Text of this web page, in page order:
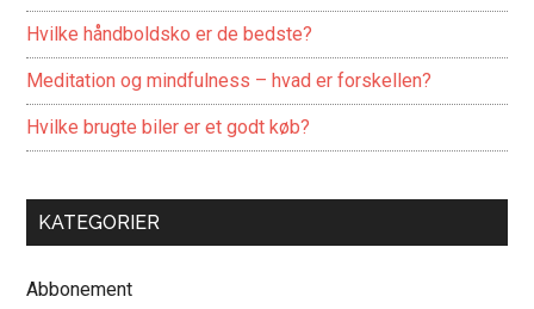
Hvilke håndboldsko er de bedste?
Meditation og mindfulness – hvad er forskellen?
Hvilke brugte biler er et godt køb?
KATEGORIER
Abbonement